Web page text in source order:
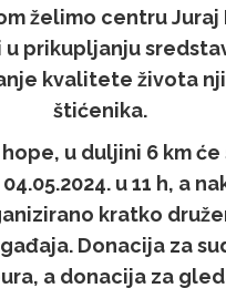
želimo centru Juraj
u prikupljanju
kvalitete života
štićenika.
u duljini 6 km
u 11 h, a
kratko
Donacija za
a donacija za